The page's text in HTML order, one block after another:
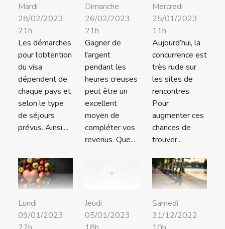
Mardi
28/02/2023
21h
Les démarches
pour l’obtention
du visa
dépendent de
chaque pays et
selon le type
de séjours
prévus. Ainsi,...
Dimanche
26/02/2023
21h
Gagner de
l'argent
pendant les
heures creuses
peut être un
excellent
moyen de
compléter vos
revenus. Que...
Mercredi
25/01/2023
11h
Aujourd’hui, la
concurrence est
très rude sur
les sites de
rencontres.
Pour
augmenter ces
chances de
trouver...
Lundi
09/01/2023
Jeudi
05/01/2023
Samedi
31/12/2022